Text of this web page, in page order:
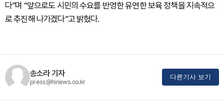
다”며 “앞으로도 시민의 수요를 반영한 유연한 보육 정책을 지속적으
로 추진해 나가겠다”고 밝혔다.
송소라 기자
press@hinews.co.kr
다른기사 보기